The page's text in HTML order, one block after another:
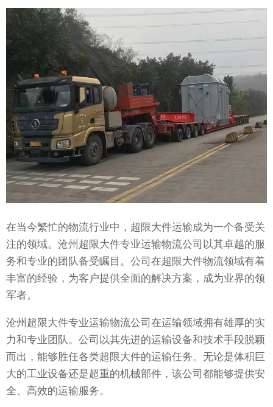
在当今繁忙的物流行业中，超限大件运输成为一个备受关
注的领域。沧州超限大件专业运输物流公司以其卓越的服
务和专业的团队备受瞩目。公司在超限大件物流领域有着
丰富的经验，为客户提供全面的解决方案，成为业界的领
军者。
沧州超限大件专业运输物流公司在运输领域拥有雄厚的实
力和专业团队。公司以其先进的运输设备和技术手段脱颖
而出，能够胜任各类超限大件的运输任务。无论是体积巨
大的工业设备还是超重的机械部件，该公司都能够提供安
全、高效的运输服务。